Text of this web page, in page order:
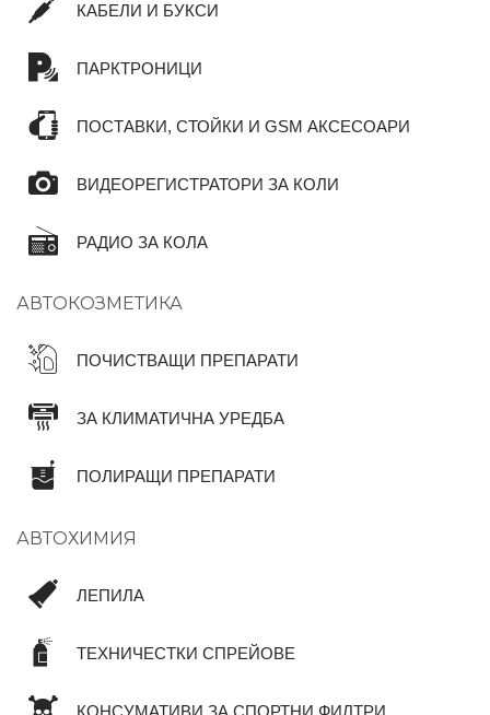
КАБЕЛИ И БУКСИ
ПАРКТРОНИЦИ
ПОСТАВКИ, СТОЙКИ И GSM АКСЕСОАРИ
ВИДЕОРЕГИСТРАТОРИ ЗА КОЛИ
РАДИО ЗА КОЛА
АВТОКОЗМЕТИКА
ПОЧИСТВАЩИ ПРЕПАРАТИ
ЗА КЛИМАТИЧНА УРЕДБА
ПОЛИРАЩИ ПРЕПАРАТИ
АВТОХИМИЯ
ЛЕПИЛА
ТЕХНИЧЕСТКИ СПРЕЙОВЕ
КОНСУМАТИВИ ЗА СПОРТНИ ФИЛТРИ